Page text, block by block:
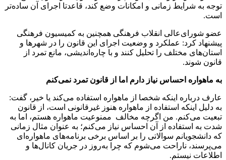
توجه به شرایط زمانی و امکانات وضع کند، قاعدتا اجرای آن ساده‌تر
است.
عضو شورای‌عالی انقلاب فرهنگی همچنین به کمیسیون فرهنگی
پیشنهاد کرد: عملکرد و وضعیت اجرای این قانون را در شهرها و
استان‌های مختلف را تحلیل کنند و با چاره‌اندیشی، مانع تمرد از
قانون شوند.
به ماهواره احساس نیاز دارم اما از قانون تمرد نمی‌کنم
عارف درباره اینکه شخصا از ماهواره استفاده می‌کند یا خیر، گفت:
به دلیل اینکه استفاده از ماهواره هنوز غیرقانونی است، از قانون
تبعیت میکنم. من اگرچه مخالف ممنوعیت ماهواره هستم، اما به
شدت به استفاده از آن احساس نیاز می‌کنم؛ به عنوان مثال زمانی
که دانشجویانم سوالاتی را بر اساس برخی برنامه‌های ماهواره‌ای
می‌پرسند، ناراحت می‌شوم که چرا به‌روز در جریان کانال‌ها و
اطلاعات نیستم.